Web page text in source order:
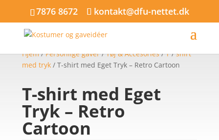
7876 8672 kontakt@dfu-nettet.dk
Hjem/Personlige gaver/Tøj & Accesories/T/shirt
med tryk/ T-shirt med Eget Tryk – Retro Cartoon
T-shirt med Eget
Tryk – Retro
Cartoon